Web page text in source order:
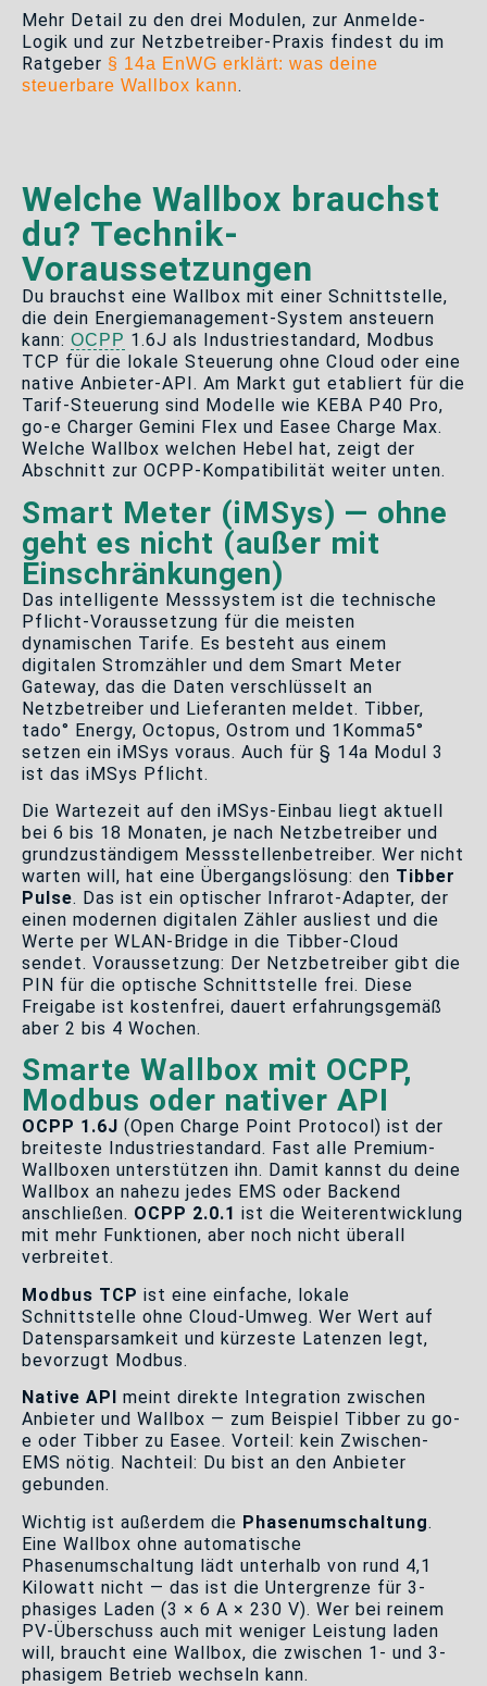
Mehr Detail zu den drei Modulen, zur Anmelde-
Logik und zur Netzbetreiber-Praxis findest du im
Ratgeber § 14a EnWG erklärt: was deine
steuerbare Wallbox kann.
Welche Wallbox brauchst
du? Technik-
Voraussetzungen
Du brauchst eine Wallbox mit einer Schnittstelle,
die dein Energiemanagement-System ansteuern
kann: OCPP 1.6J als Industriestandard, Modbus
TCP für die lokale Steuerung ohne Cloud oder eine
native Anbieter-API. Am Markt gut etabliert für die
Tarif-Steuerung sind Modelle wie KEBA P40 Pro,
go-e Charger Gemini Flex und Easee Charge Max.
Welche Wallbox welchen Hebel hat, zeigt der
Abschnitt zur OCPP-Kompatibilität weiter unten.
Smart Meter (iMSys) — ohne
geht es nicht (außer mit
Einschränkungen)
Das intelligente Messsystem ist die technische
Pflicht-Voraussetzung für die meisten
dynamischen Tarife. Es besteht aus einem
digitalen Stromzähler und dem Smart Meter
Gateway, das die Daten verschlüsselt an
Netzbetreiber und Lieferanten meldet. Tibber,
tado° Energy, Octopus, Ostrom und 1Komma5°
setzen ein iMSys voraus. Auch für § 14a Modul 3
ist das iMSys Pflicht.
Die Wartezeit auf den iMSys-Einbau liegt aktuell
bei 6 bis 18 Monaten, je nach Netzbetreiber und
grundzuständigem Messstellenbetreiber. Wer nicht
warten will, hat eine Übergangslösung: den Tibber
Pulse. Das ist ein optischer Infrarot-Adapter, der
einen modernen digitalen Zähler ausliest und die
Werte per WLAN-Bridge in die Tibber-Cloud
sendet. Voraussetzung: Der Netzbetreiber gibt die
PIN für die optische Schnittstelle frei. Diese
Freigabe ist kostenfrei, dauert erfahrungsgemäß
aber 2 bis 4 Wochen.
Smarte Wallbox mit OCPP,
Modbus oder nativer API
OCPP 1.6J (Open Charge Point Protocol) ist der
breiteste Industriestandard. Fast alle Premium-
Wallboxen unterstützen ihn. Damit kannst du deine
Wallbox an nahezu jedes EMS oder Backend
anschließen. OCPP 2.0.1 ist die Weiterentwicklung
mit mehr Funktionen, aber noch nicht überall
verbreitet.
Modbus TCP ist eine einfache, lokale
Schnittstelle ohne Cloud-Umweg. Wer Wert auf
Datensparsamkeit und kürzeste Latenzen legt,
bevorzugt Modbus.
Native API meint direkte Integration zwischen
Anbieter und Wallbox — zum Beispiel Tibber zu go-
e oder Tibber zu Easee. Vorteil: kein Zwischen-
EMS nötig. Nachteil: Du bist an den Anbieter
gebunden.
Wichtig ist außerdem die Phasenumschaltung.
Eine Wallbox ohne automatische
Phasenumschaltung lädt unterhalb von rund 4,1
Kilowatt nicht — das ist die Untergrenze für 3-
phasiges Laden (3 × 6 A × 230 V). Wer bei reinem
PV-Überschuss auch mit weniger Leistung laden
will, braucht eine Wallbox, die zwischen 1- und 3-
phasigem Betrieb wechseln kann.